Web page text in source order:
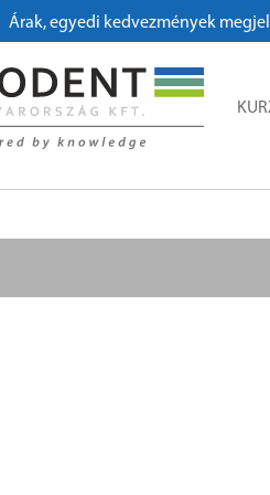
Árak, egyedi kedvezmények